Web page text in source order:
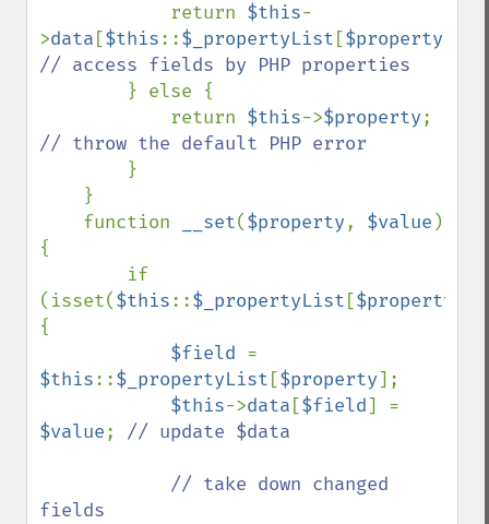
            return
$this-
>data [$this::$_propertyList [$property
// access fields by PHP properties
} else {
            return
$this->$property
// throw the default PHP error
}
    function
__set($property, $value )
{
(isset($this::$_propertyList [$property
{
$field
$this::$_propertyList [$property];
$this->data [$field
$value; // update $data
fields